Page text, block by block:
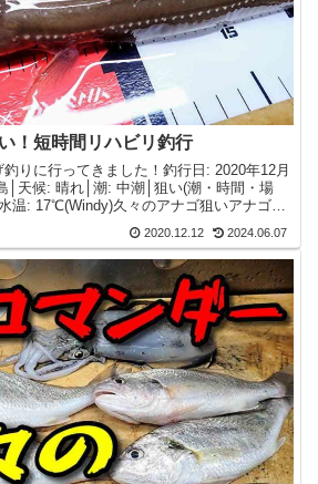
！短時間リハビリ釣行
りに行ってきました！釣行日: 2020年12月
│天候: 晴れ│潮: 中潮│狙い(潮・時間・場
温: 17℃(Windy)久々のアナゴ狙いアナゴ狙
2020.12.12 2024.06.07